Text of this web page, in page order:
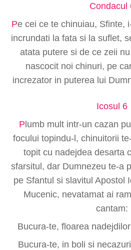
Condacul
Pe cei ce te chinuiau, Sfinte,
incrundati la fata si la suflet,
atata putere si de ce zeii
nascocit noi chinuri, pe
increzator in puterea lui
Icosul 6
Plumb mult intr-un cazan
focului topindu-l, chinuitorii
topit cu nadejdea desarta
sfarsitul, dar Dumnezeu te-a
pe Sfantul si slavitul Apostol
Mucenic, nevatamat ai
cantam:
Bucura-te, floarea
Bucura-te, in boli si